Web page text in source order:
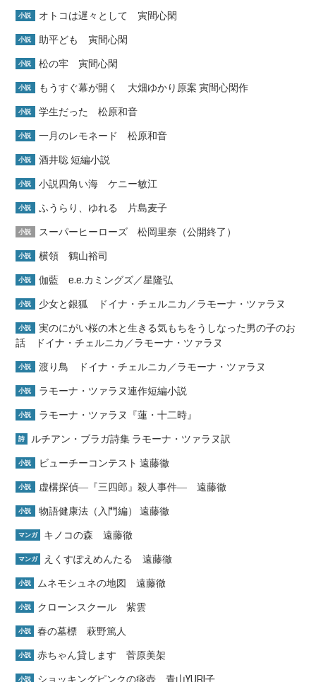
小説 オトコは遅々として 寅間心閑
小説 助平ども 寅間心閑
小説 松の牢 寅間心閑
小説 もうすぐ幕が開く 大畑ゆかり原案 寅間心閑作
小説 学生だった 松原和音
小説 一月のレモネード 松原和音
小説 酒井聡 短編小説
小説 小説四角い海 ケニー敏江
小説 ふうらり、ゆれる 片島麦子
小説 スーパーヒーローズ 松岡里奈（公開終了）
小説 横領 鶴山裕司
小説 伽藍 e.e.カミングズ／星隆弘
小説 少女と銀狐 ドイナ・チェルニカ／ラモーナ・ツァラヌ
小説
実のにがい桜の木と生きる気もちをうしなった男の子のお
話 ドイナ・チェルニカ／ラモーナ・ツァラヌ
小説 渡り鳥 ドイナ・チェルニカ／ラモーナ・ツァラヌ
小説 ラモーナ・ツァラヌ連作短編小説
小説 ラモーナ・ツァラヌ『蓮・十二時』
詩 ルチアン・ブラガ詩集 ラモーナ・ツァラヌ訳
小説 ビューチーコンテスト 遠藤徹
小説 虚構探偵―『三四郎』殺人事件― 遠藤徹
小説 物語健康法（入門編） 遠藤徹
マンガ キノコの森 遠藤徹
マンガ えくすぽえめんたる 遠藤徹
小説 ムネモシュネの地図 遠藤徹
小説 クローンスクール 紫雲
小説 春の墓標 萩野篤人
小説 赤ちゃん貸します 菅原美架
小説